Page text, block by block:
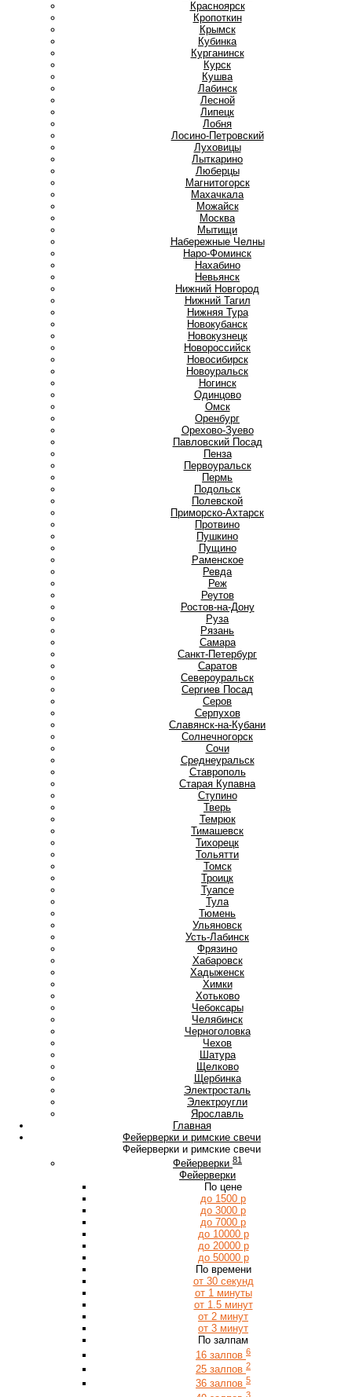
Красноярск
Кропоткин
Крымск
Кубинка
Курганинск
Курск
Кушва
Лабинск
Лесной
Липецк
Лобня
Лосино-Петровский
Луховицы
Лыткарино
Люберцы
Магнитогорск
Махачкала
Можайск
Москва
Мытищи
Набережные Челны
Наро-Фоминск
Нахабино
Невьянск
Нижний Новгород
Нижний Тагил
Нижняя Тура
Новокубанск
Новокузнецк
Новороссийск
Новосибирск
Новоуральск
Ногинск
Одинцово
Омск
Оренбург
Орехово-Зуево
Павловский Посад
Пенза
Первоуральск
Пермь
Подольск
Полевской
Приморско-Ахтарск
Протвино
Пушкино
Пущино
Раменское
Ревда
Реж
Реутов
Ростов-на-Дону
Руза
Рязань
Самара
Санкт-Петербург
Саратов
Североуральск
Сергиев Посад
Серов
Серпухов
Славянск-на-Кубани
Солнечногорск
Сочи
Среднеуральск
Ставрополь
Старая Купавна
Ступино
Тверь
Темрюк
Тимашевск
Тихорецк
Тольятти
Томск
Троицк
Туапсе
Тула
Тюмень
Ульяновск
Усть-Лабинск
Фрязино
Хабаровск
Хадыженск
Химки
Хотьково
Чебоксары
Челябинск
Черноголовка
Чехов
Шатура
Щелково
Щербинка
Электросталь
Электроугли
Ярославль
Главная
Фейерверки и римские свечи
Фейерверки и римские свечи
Фейерверки 81
Фейерверки
По цене
до 1500 р
до 3000 р
до 7000 р
до 10000 р
до 20000 р
до 50000 р
По времени
от 30 секунд
от 1 минуты
от 1.5 минут
от 2 минут
от 3 минут
По залпам
16 залпов 6
25 залпов 2
36 залпов 5
3